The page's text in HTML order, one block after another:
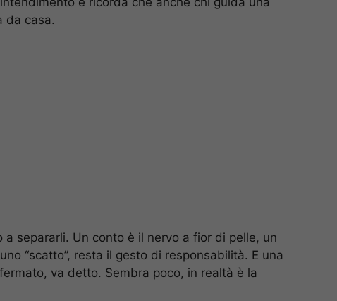
da casa.
separarli. Un conto è il nervo a fior di pelle, un
“scatto”, resta il gesto di responsabilità. E una
va detto. Sembra poco, in realtà è la